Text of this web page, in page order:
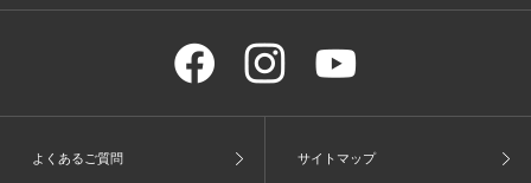
よくあるご質問 サイトマップ